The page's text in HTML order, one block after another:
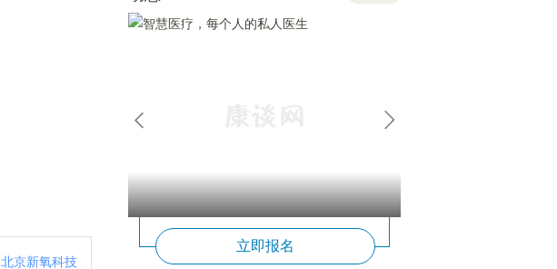
北京新氧科技
立即报名